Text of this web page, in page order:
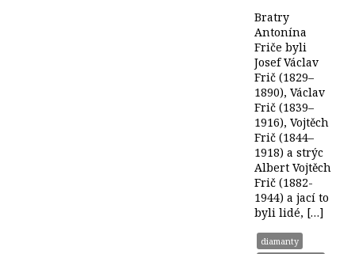
Bratry
Antonína
Friče byli
Josef Václav
Frič (1829–
1890), Václav
Frič (1839–
1916), Vojtěch
Frič (1844–
1918) a strýc
Albert Vojtěch
Frič (1882-
1944) a jací to
byli lidé, […]
diamanty